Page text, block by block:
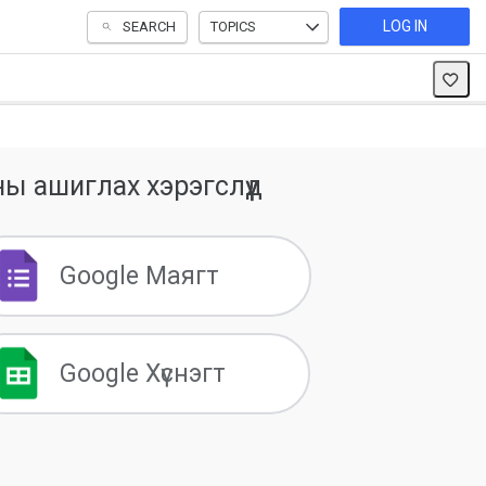
SEARCH TOPICS LOG IN
ашиглах хэрэгслүүд
Google Маягт
Google Хүснэгт